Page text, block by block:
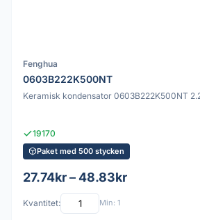
Fenghua
0603B222K500NT
Keramisk kondensator 0603B222K500NT
19170
Paket med 500 stycken
27.74kr – 48.83kr
Kvantitet: Min: 1